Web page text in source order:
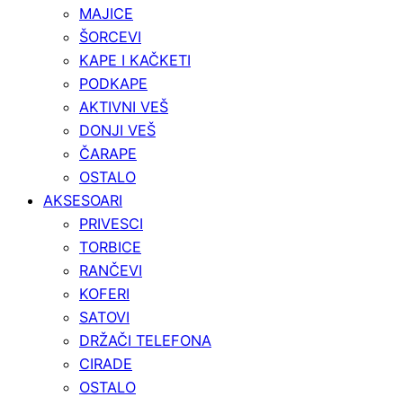
MAJICE
ŠORCEVI
KAPE I KAČKETI
PODKAPE
AKTIVNI VEŠ
DONJI VEŠ
ČARAPE
OSTALO
AKSESOARI
PRIVESCI
TORBICE
RANČEVI
KOFERI
SATOVI
DRŽAČI TELEFONA
CIRADE
OSTALO